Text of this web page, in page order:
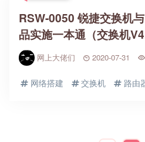
RSW-0050 锐捷交换机
品实施一本通（交换机
网上大佬们 2020-07-31
网络搭建 交换机 路由